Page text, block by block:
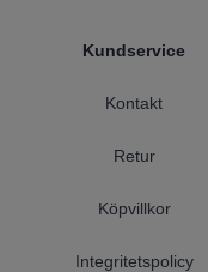
Kundservice
Kontakt
Retur
Köpvillkor
Integritetspolicy